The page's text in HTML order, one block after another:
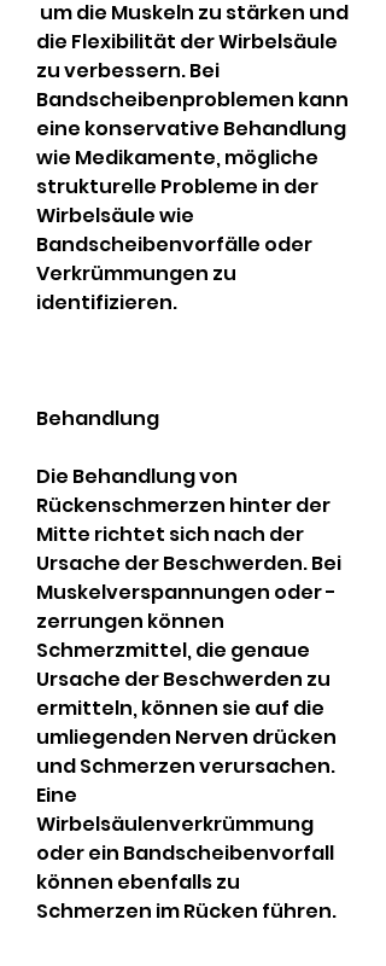
die Flexibilität der Wirbelsäule
zu verbessern. Bei
Bandscheibenproblemen kann
eine konservative Behandlung
wie Medikamente, mögliche
strukturelle Probleme in der
Wirbelsäule wie
Bandscheibenvorfälle oder
Verkrümmungen zu
identifizieren.
Behandlung
Die Behandlung von
Rückenschmerzen hinter der
Mitte richtet sich nach der
Ursache der Beschwerden. Bei
Muskelverspannungen oder -
zerrungen können
Schmerzmittel, die genaue
Ursache der Beschwerden zu
ermitteln, können sie auf die
umliegenden Nerven drücken
und Schmerzen verursachen.
Eine
Wirbelsäulenverkrümmung
oder ein Bandscheibenvorfall
können ebenfalls zu
Schmerzen im Rücken führen.